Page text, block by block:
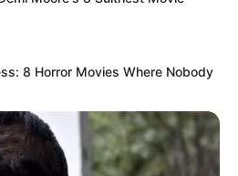
ให้ผู้คนพบเห็นยำเกรง
ๆ หายหมด มีแต่ความทุกข์ ไม่
8 Horror Movies Where Nobody